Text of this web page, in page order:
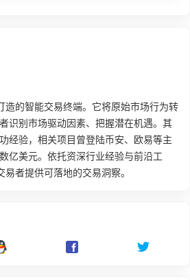
造的智能交易终端。它将原始市场行为转
识别市场驱动因素、把握潜在机遇。其
经验，相关项目曾登陆币安、欧易等主
亿美元。依托资深行业经验与前沿工
者提供可落地的交易洞察。